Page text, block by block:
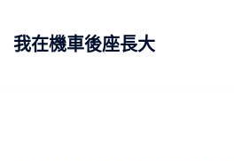
我在機車後座長大